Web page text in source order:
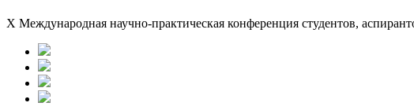
X Международная научно-практическая конференция студентов,